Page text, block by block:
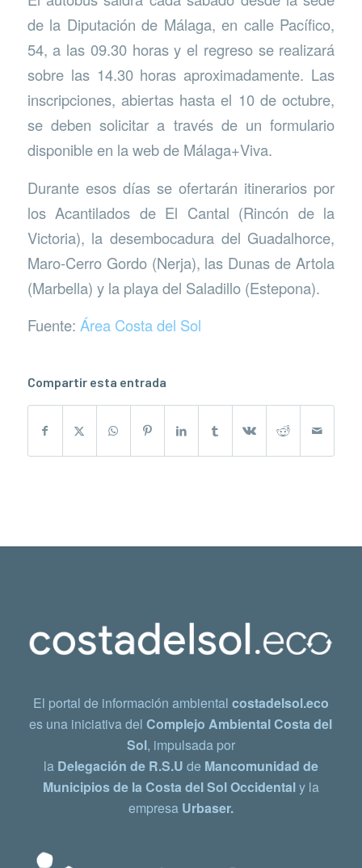
de la Diputación de Málaga, en calle Pacífico,
54, a las 09.30 horas y el regreso se realizará
sobre las 14.30 horas aproximadamente. Las
inscripciones, abiertas hasta el 10 de octubre,
se deben solicitar a través de un formulario
disponible en la web de Málaga+Viva.
Durante esos días se ofertarán itinerarios por
los Acantilados de El Cantal (Rincón de la
Victoria), la desembocadura del Guadalhorce,
Maro-Cerro Gordo (Nerja), las Dunas de Artola
(Marbella) y la playa del Saladillo (Estepona).
Fuente: Área Costa del Sol
Compartir esta entrada
El portal de información ambiental costadelsol.eco
es una iniciativa delComplejo Ambiental Costa del
Sol, impulsada por
la Delegación de R.S.U de Mancomunidad de
Municipios de la Costa del Sol Occidentaly la
empresa Urbaser.